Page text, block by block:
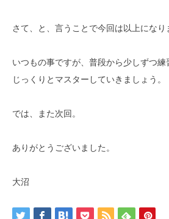
さて、と、言うことで今回は以上になり
いつもの事ですが、普段から少しずつ練
じっくりとマスターしていきましょう。
では、また次回。
ありがとうございました。
大沼